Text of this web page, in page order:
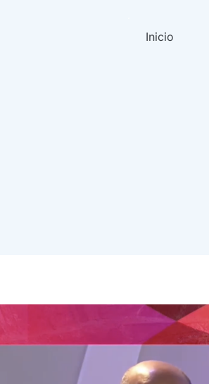
Inicio